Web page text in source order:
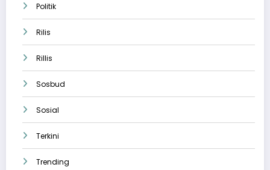
Politik
Rilis
Rillis
Sosbud
Sosial
Terkini
Trending